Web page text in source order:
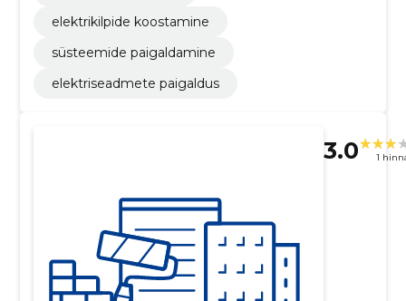
elektrikilpide koostamine
süsteemide paigaldamine
elektriseadmete paigaldus
3.0 1